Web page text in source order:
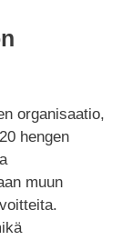
organisaatio,
hengen
muun